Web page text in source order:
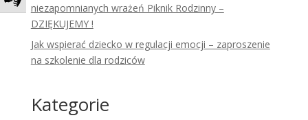
Zadzwoń do tłumacza języka migowego
niezapomnianych wrażeń Piknik Rodzinny –
DZIĘKUJEMY !
Jak wspierać dziecko w regulacji emocji – zaproszenie
na szkolenie dla rodziców
Kategorie